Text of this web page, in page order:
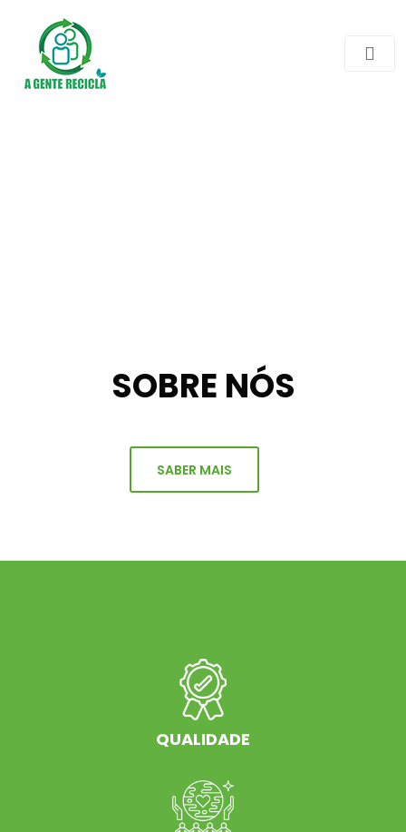
SOBRE NÓS
SABER MAIS
QUALIDADE